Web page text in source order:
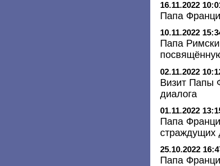
16.11.2022
Папа
10.11.2022
Папа
02.11.2022
Визит Папы
диалога
01.11.2022
Папа
страждущих
25.10.2022
Папа